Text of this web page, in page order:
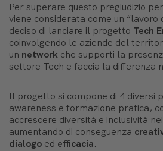
Per superare questo pregiudizio
viene considerata come un “lavoro
deciso di lanciare il progetto Tech
coinvolgendo le aziende del
un network che supporti la
settore Tech e faccia la differenza
Il progetto si compone di 4 diversi
awareness e formazione pratica,
accrescere diversità e inclusività
aumentando di conseguenza
dialogo ed efficacia.